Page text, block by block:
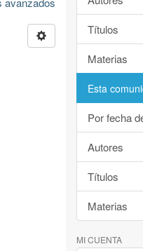
Títulos
Materias
Esta
Por fecha
Autores
Títulos
Materias
MI CUENTA